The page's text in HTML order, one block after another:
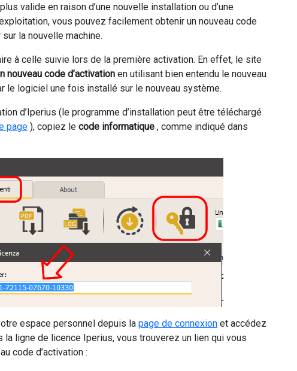
valide en raison d’une nouvelle installation ou d’une
vous pouvez facilement obtenir un nouveau code
la nouvelle machine.
à celle suivie lors de la première activation. En effet, le site
nouveau code d’activation en utilisant bien entendu le nouveau
le logiciel une fois installé sur le nouveau système.
d’Iperius (le programme d’installation peut être téléchargé
page ), copiez le code informatique , comme indiqué dans
espace personnel depuis la page de connexion et accédez
la ligne de licence Iperius, vous trouverez un lien qui vous
code d’activation :